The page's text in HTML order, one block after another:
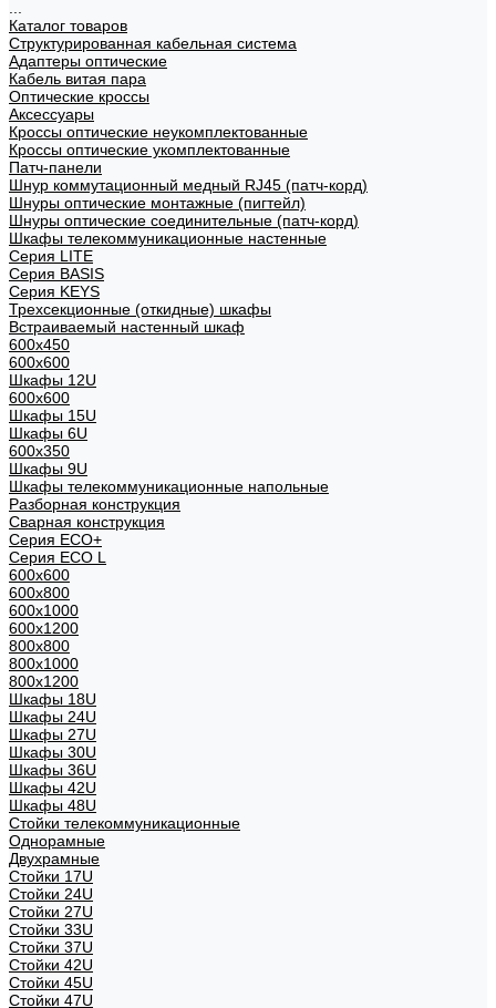
Каталог товаров
Структурированная кабельная система
Адаптеры оптические
Кабель витая пара
Оптические кроссы
Аксессуары
Кроссы оптические неукомплектованные
Кроссы оптические укомплектованные
Патч-панели
Шнур коммутационный медный RJ45 (патч-корд)
Шнуры оптические монтажные (пигтейл)
Шнуры оптические соединительные (патч-корд)
Шкафы телекоммуникационные настенные
Cерия LITE
Cерия BASIS
Cерия KEYS
Трехсекционные (откидные) шкафы
Встраиваемый настенный шкаф
600x450
600x600
Шкафы 12U
600x600
Шкафы 15U
Шкафы 6U
600x350
Шкафы 9U
Шкафы телекоммуникационные напольные
Разборная конструкция
Сварная конструкция
Серия ECO+
Серия ECO L
600x600
600x800
600х1000
600х1200
800x800
800х1000
800х1200
Шкафы 18U
Шкафы 24U
Шкафы 27U
Шкафы 30U
Шкафы 36U
Шкафы 42U
Шкафы 48U
Стойки телекоммуникационные
Однорамные
Двухрамные
Стойки 17U
Стойки 24U
Стойки 27U
Стойки 33U
Стойки 37U
Стойки 42U
Стойки 45U
Стойки 47U